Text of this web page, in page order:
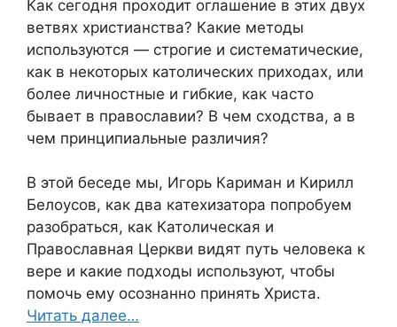
Как сегодня проходит оглашение в этих двух
ветвях христианства? Какие методы
используются — строгие и систематические,
как в некоторых католических приходах, или
более личностные и гибкие, как часто
бывает в православии? В чем сходства, а в
чем принципиальные различия?
В этой беседе мы, Игорь Кариман и Кирилл
Белоусов, как два катехизатора попробуем
разобраться, как Католическая и
Православная Церкви видят путь человека к
вере и какие подходы используют, чтобы
помочь ему осознанно принять Христа.
Читать далее…